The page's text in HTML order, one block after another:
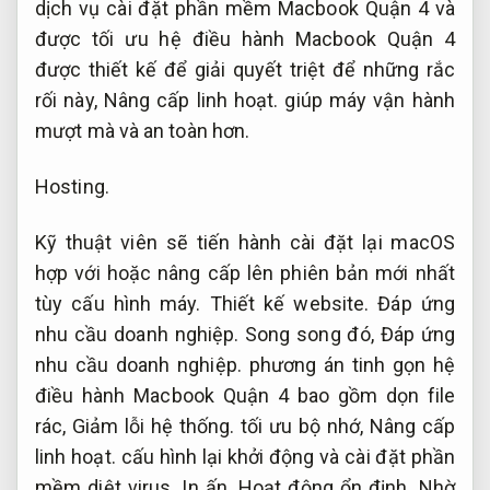
dịch vụ cài đặt phần mềm Macbook Quận 4 và
được tối ưu hệ điều hành Macbook Quận 4
được thiết kế để giải quyết triệt để những rắc
rối này, Nâng cấp linh hoạt. giúp máy vận hành
mượt mà và an toàn hơn.
Hosting.
Kỹ thuật viên sẽ tiến hành cài đặt lại macOS
hợp với hoặc nâng cấp lên phiên bản mới nhất
tùy cấu hình máy. Thiết kế website. Đáp ứng
nhu cầu doanh nghiệp. Song song đó, Đáp ứng
nhu cầu doanh nghiệp. phương án tinh gọn hệ
điều hành Macbook Quận 4 bao gồm dọn file
rác, Giảm lỗi hệ thống. tối ưu bộ nhớ, Nâng cấp
linh hoạt. cấu hình lại khởi động và cài đặt phần